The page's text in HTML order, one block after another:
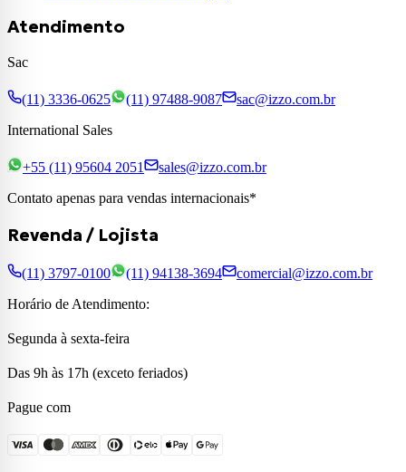
Atendimento
Sac
(11) 3336-0625 (11) 97488-9087
sac@izzo.com.br
International Sales
+55 (11) 95604 2051
sales@izzo.com.br
Contato apenas para vendas internacionais*
Revenda / Lojista
(11) 3797-0100 (11) 94138-3694
comercial@izzo.com.br
Horário de Atendimento:
Segunda à sexta-feira
Das 9h às 17h (exceto feriados)
Pague com